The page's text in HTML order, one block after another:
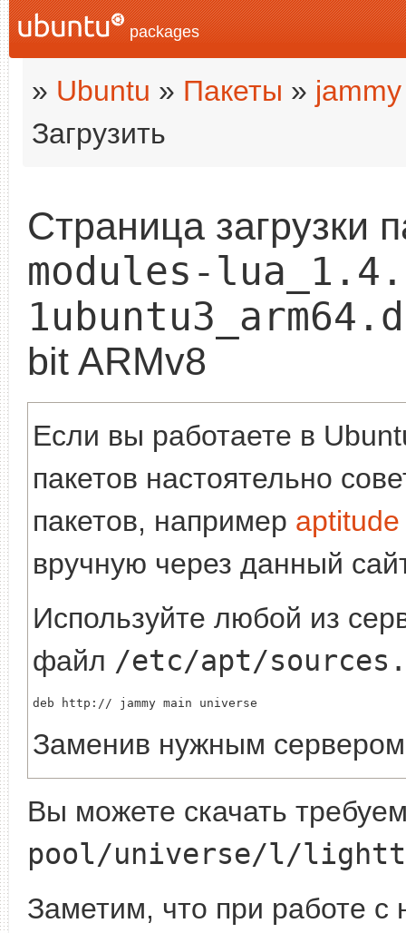
packages
» Ubuntu » Пакеты » jammy
Загрузить
Страница загрузки
modules-
bit ARMv8
Если вы работаете в
пакетов настоятельно
пакетов, например aptitude
вручную через данный
Используйте любой из
файл /etc/apt/
deb http://
Заменив нужным
Вы можете скачать
pool/universe/l/
Заметим, что при работе